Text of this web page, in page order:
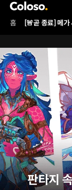
콜로소
Coloso Menu
홈 [🚨곧 종료] 메가
판타지